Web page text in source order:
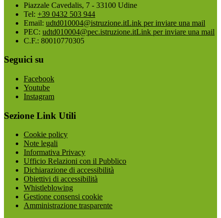
Piazzale Cavedalis, 7 - 33100 Udine
Tel: +39 0432 503 944
Email: udtd010004@istruzione.itLink per inviare una mail
PEC: udtd010004@pec.istruzione.itLink per inviare una mail
C.F.: 80010770305
Seguici su
Facebook
Youtube
Instagram
Sezione Link Utili
Cookie policy
Note legali
Informativa Privacy
Ufficio Relazioni con il Pubblico
Dichiarazione di accessibilità
Obiettivi di accessibilità
Whistleblowing
Gestione consensi cookie
Amministrazione trasparente